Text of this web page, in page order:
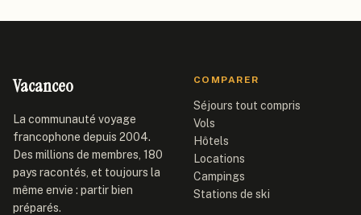
Vacanceo
La communauté voyage
francophone depuis 2004.
Des millions de membres, 180
pays racontés, et toujours la
même envie : partir bien
préparés.
COMPARER
Séjours tout compris
Vols
Hôtels
Locations
Campings
Stations de ski